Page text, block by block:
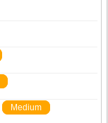
Medium